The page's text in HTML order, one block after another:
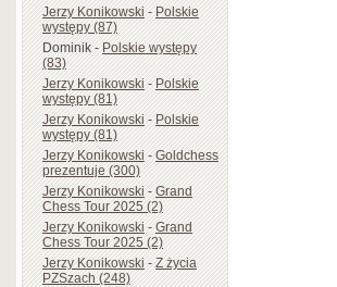
Jerzy Konikowski-Polskie
występy (87)
Dominik-Polskie występy
(83)
Jerzy Konikowski-Polskie
występy (81)
Jerzy Konikowski-Polskie
występy (81)
Jerzy Konikowski-Goldchess
prezentuje (300)
Jerzy Konikowski-Grand
Chess Tour 2025 (2)
Jerzy Konikowski-Grand
Chess Tour 2025 (2)
Jerzy Konikowski-Z życia
PZSzach (248)